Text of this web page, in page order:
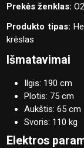
Prekės ženklas:
Produkto tipas:
krėslas
Išmatavimai
Ilgis: 190 cm
Plotis: 75 cm
Aukštis: 65 cm
Svoris: 110 kg
Elektros